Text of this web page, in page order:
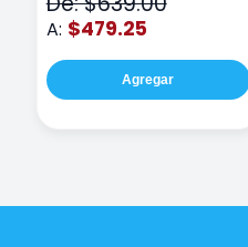
A: $479.25
Agregar